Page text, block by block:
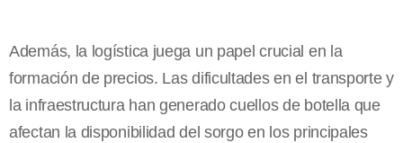
Además, la logística juega un papel crucial en la
formación de precios. Las dificultades en el transporte y
la infraestructura han generado cuellos de botella que
afectan la disponibilidad del sorgo en los principales